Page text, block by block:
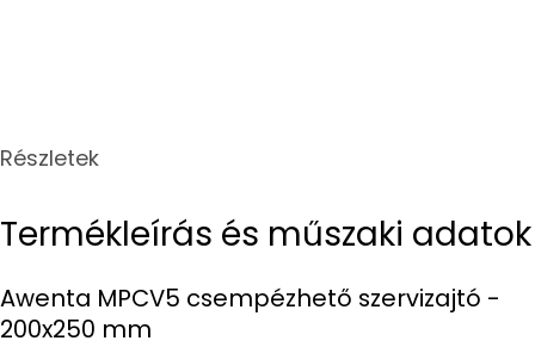
Részletek
Termékleírás és műszaki adatok
Awenta MPCV5 csempézhető szervizajtó -
200x250 mm